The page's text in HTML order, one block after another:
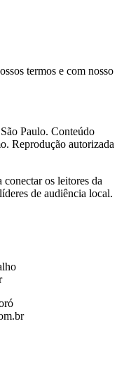
termos e com nosso
Paulo. Conteúdo
Reprodução autorizada
os leitores da
de audiência local.